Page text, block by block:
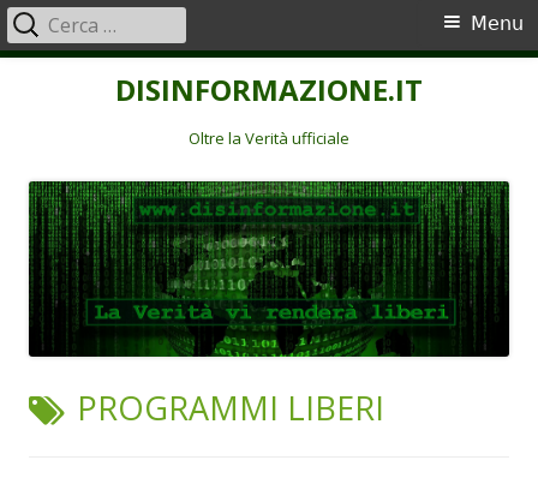
DISINFORMAZIONE.IT
Oltre la Verità ufficiale
Menu
principale
Menu
Ricerca
per:
TAG:
PROGRAMMI LIBERI